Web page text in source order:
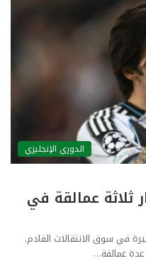
الدوري الإنجليزي
ثلاثة عمالقة في
في سوق الانتقالات القادم.
عمالقة…